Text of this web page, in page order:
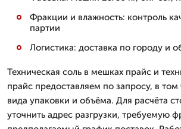
Фракции и влажность: контроль
партии
Логистика: доставка по городу и
Техническая соль в мешках прайс и
прайс предоставляем по запросу, в том
вида упаковки и объёма. Для расчёта
уточнить адрес разгрузки, требуемую